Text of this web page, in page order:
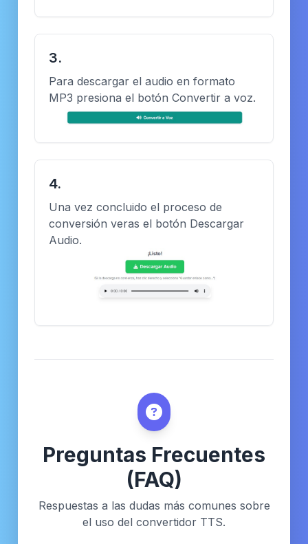
3.
Para descargar el audio en formato
MP3 presiona el botón Convertir a voz.
4.
Una vez concluido el proceso de
conversión veras el botón Descargar
Audio.
Preguntas Frecuentes
(FAQ)
Respuestas a las dudas más comunes sobre
el uso del convertidor TTS.